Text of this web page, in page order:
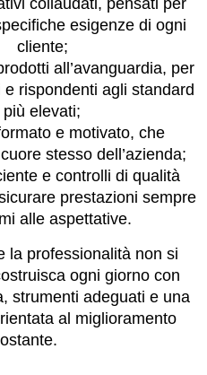
collaudati, pensati per
esigenze di ogni
cliente;
all’avanguardia, per
rispondenti agli standard
più elevati;
e motivato, che
stesso dell’azienda;
e controlli di qualità
prestazioni sempre
alle aspettative.
la professionalità non si
ogni giorno con
strumenti adeguati e una
al miglioramento